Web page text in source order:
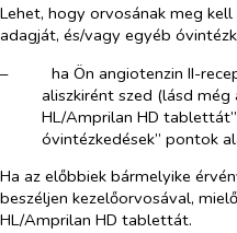
Lehet, hogy orvosának meg
adagját, és/vagy egyéb
–​
ha Ön angiotenzin II-
aliszkirént szed (lásd még
HL/Amprilan HD
óvintézkedések” pontok
Ha az előbbiek bármelyike
beszéljen kezelőorvosával,
HL/Amprilan HD tablettát.